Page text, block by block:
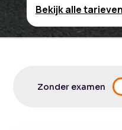
Bekijk alle
Zonder examen